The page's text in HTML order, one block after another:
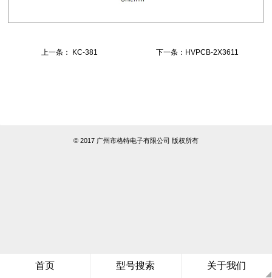
首页 型号搜索 关于我们
上一条： KC-381 下一条：HVPCB-2X3611
© 2017 广州市格特电子有限公司 版权所有